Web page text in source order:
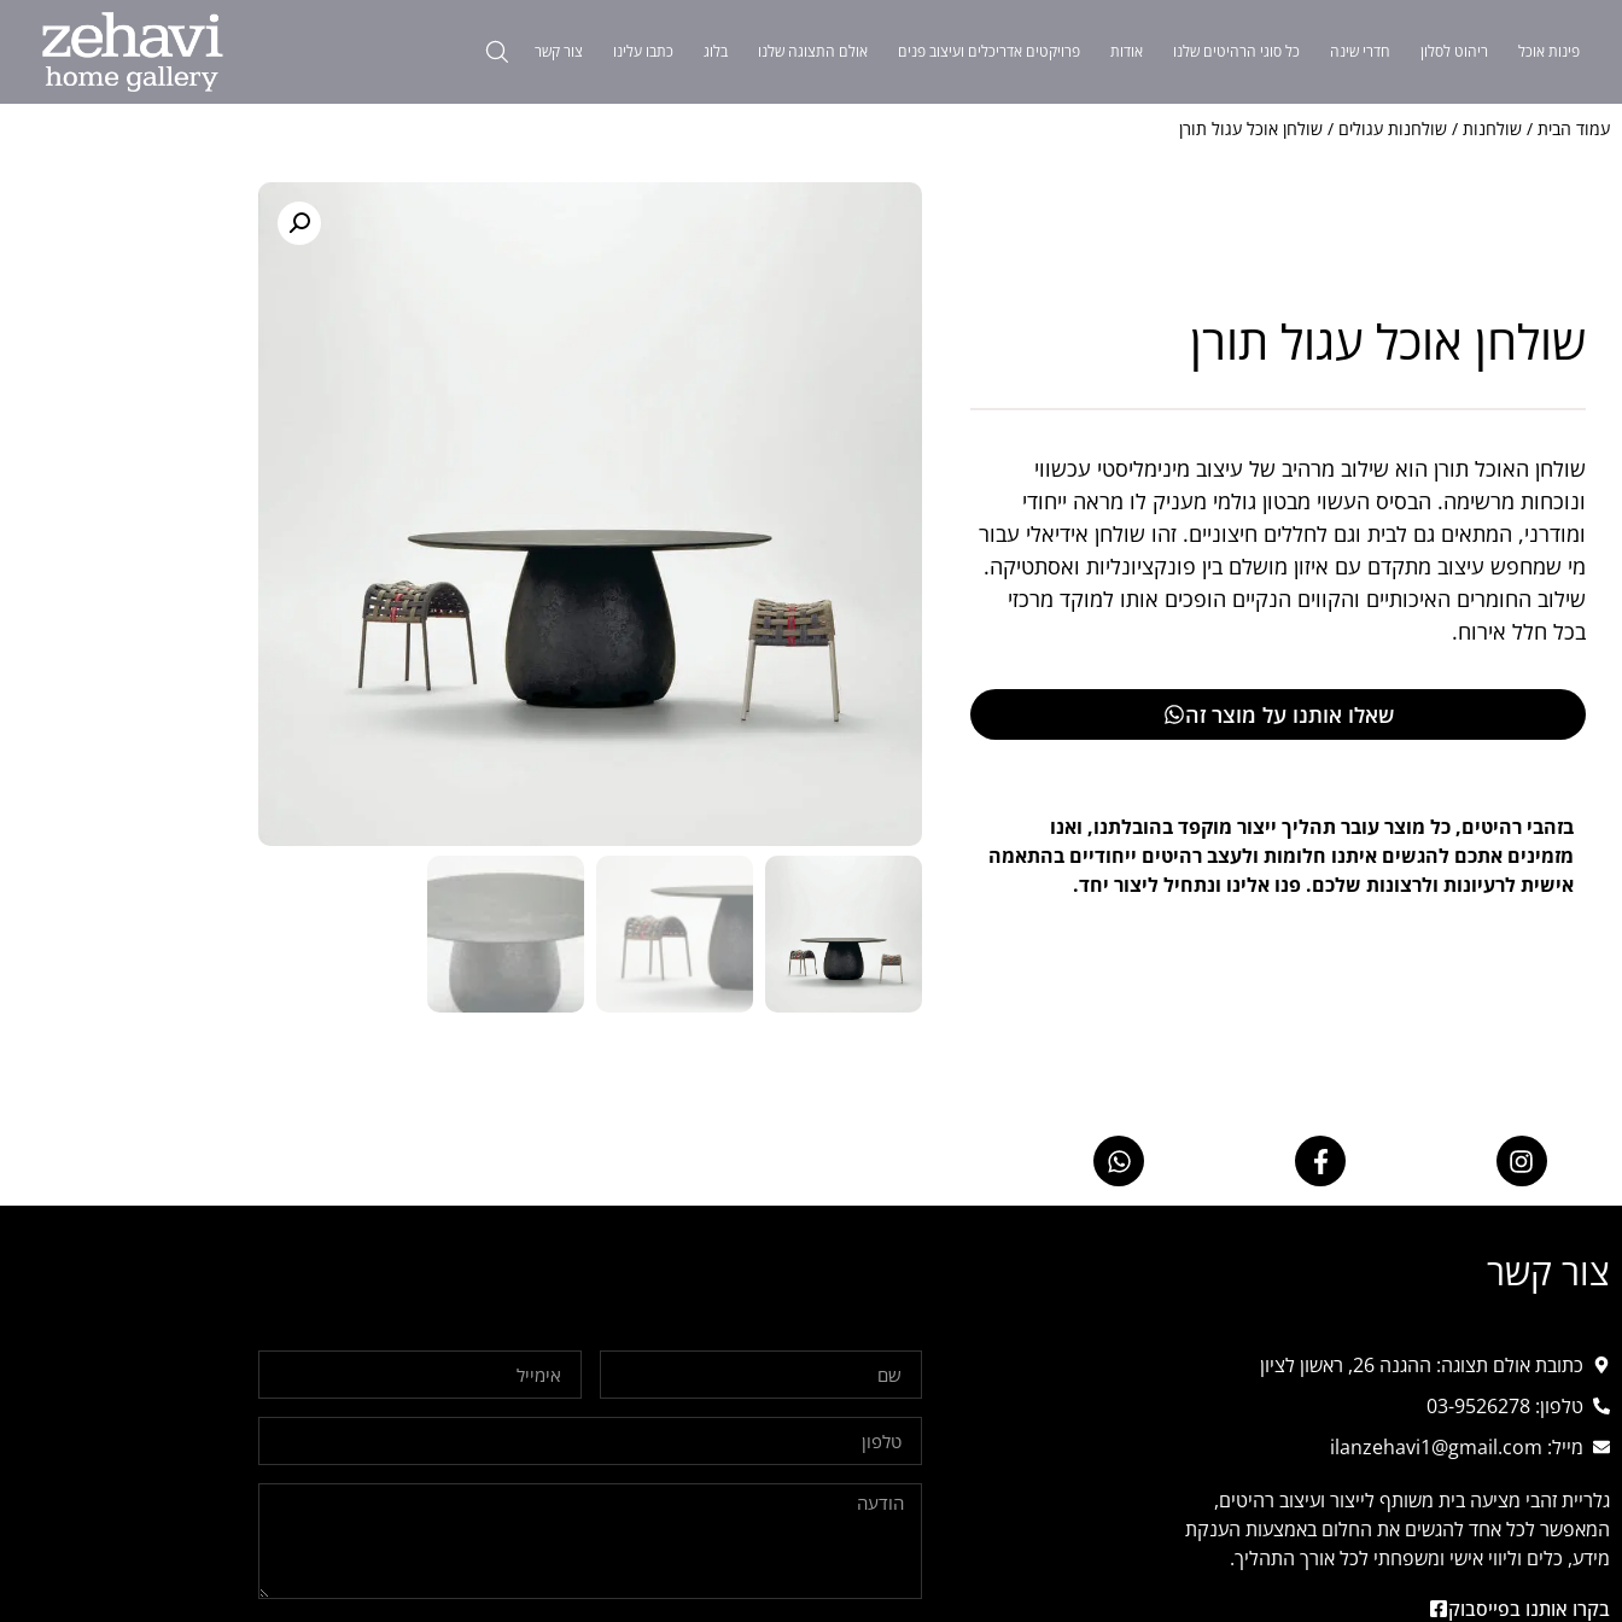
פינות אוכל ריהוט לסלון חדרי שינה כל סוגי הרהיטים שלנו אודות פרויקטים אדריכלים ועיצוב פנים אולם התצוגה שלנו בלוג כתבו עלינו צור קשר
עמוד הבית / שולחנות / שולחנות עגולים / שולחן אוכל עגול תורן
שולחן אוכל עגול תורן
שולחן האוכל תורן הוא שילוב מרהיב של עיצוב מינימליסטי עכשווי
ונוכחות מרשימה. הבסיס העשוי מבטון גולמי מעניק לו מראה ייחודי
ומודרני, המתאים גם לבית וגם לחללים חיצוניים. זהו שולחן אידיאלי עבור
מי שמחפש עיצוב מתקדם עם איזון מושלם בין פונקציונליות ואסתטיקה.
שילוב החומרים האיכותיים והקווים הנקיים הופכים אותו למוקד מרכזי
בכל חלל אירוח.
שאלו אותנו על מוצר זה
בזהבי רהיטים, כל מוצר עובר תהליך ייצור מוקפד בהובלתנו, ואנו
מזמינים אתכם להגשים איתנו חלומות ולעצב רהיטים ייחודיים בהתאמה
אישית לרעיונות ולרצונות שלכם. פנו אלינו ונתחיל ליצור יחד.
צור קשר
כתובת אולם תצוגה: ההגנה 26, ראשון לציון
טלפון: 03-9526278
מייל: ilanzehavi1@gmail.com
גלריית זהבי מציעה בית משותף לייצור ועיצוב רהיטים,
המאפשר לכל אחד להגשים את החלום באמצעות הענקת
מידע, כלים וליווי אישי ומשפחתי לכל אורך התהליך.
בקרו אותנו בפייסבוק